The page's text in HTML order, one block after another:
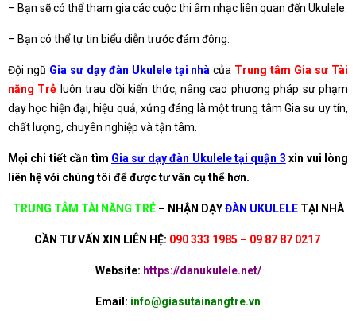
– Bạn sẽ có thể tham gia các cuộc thi âm nhạc liên quan đến Ukulele.
– Bạn có thể tự tin biểu diễn trước đám đông.
Đội ngũ Gia sư dạy đàn Ukulele tại nhà của Trung tâm Gia sư Tài
năng Trẻ luôn trau dồi kiến thức, nâng cao phương pháp sư phạm
dạy học hiện đại, hiệu quả, xứng đáng là một trung tâm Gia sư uy tín,
chất lượng, chuyên nghiệp và tận tâm.
Mọi chi tiết cần tìm Gia sư dạy đàn Ukulele tại quận 3 xin vui lòng
liên hệ với chúng tôi để được tư vấn cụ thể hơn.
TRUNG TÂM TÀI NĂNG TRẺ– NHẬN DẠYĐÀN UKULELETẠI NHÀ
CẦN TƯ VẤN XIN LIÊN HỆ: 090 333 1985 – 09 87 87 0217
Website: https://danukulele.net/
Email: info@giasutainangtre.vn